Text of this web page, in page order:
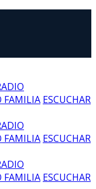
FAMILIA ESCUCHAR
FAMILIA ESCUCHAR
FAMILIA ESCUCHAR